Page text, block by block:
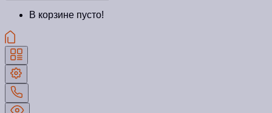
В корзине пусто!